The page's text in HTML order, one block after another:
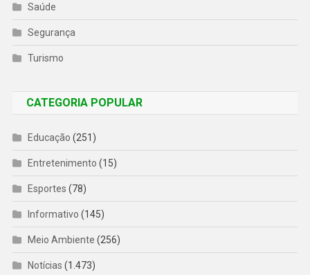
Saúde
Segurança
Turismo
CATEGORIA POPULAR
Educação (251)
Entretenimento (15)
Esportes (78)
Informativo (145)
Meio Ambiente (256)
Notícias (1.473)